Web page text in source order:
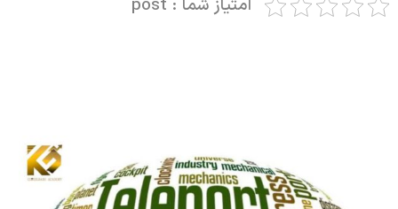
امتیاز شما : post